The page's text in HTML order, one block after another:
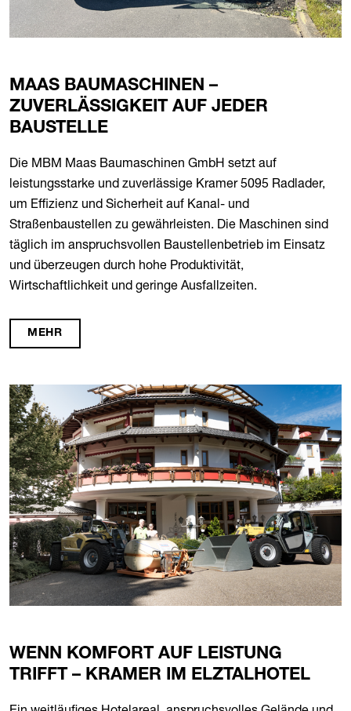
MAAS BAUMASCHINEN –
ZUVERLÄSSIGKEIT AUF JEDER
BAUSTELLE
Die MBM Maas Baumaschinen GmbH setzt auf
leistungsstarke und zuverlässige Kramer 5095 Radlader,
um Effizienz und Sicherheit auf Kanal- und
Straßenbaustellen zu gewährleisten. Die Maschinen sind
täglich im anspruchsvollen Baustellenbetrieb im Einsatz
und überzeugen durch hohe Produktivität,
Wirtschaftlichkeit und geringe Ausfallzeiten.
MEHR
WENN KOMFORT AUF LEISTUNG
TRIFFT – KRAMER IM ELZTALHOTEL